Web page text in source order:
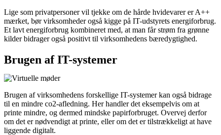
Lige som privatpersoner vil tjekke om de hårde hvidevarer er A++
mærket, bør virksomheder også kigge på IT-udstyrets energiforbrug.
Et lavt energiforbrug kombineret med, at man får strøm fra grønne
kilder bidrager også positivt til virksomhedens bæredygtighed.
Brugen af IT-systemer
Brugen af virksomhedens forskellige IT-systemer kan også bidrage
til en mindre co2-afledning. Her handler det eksempelvis om at
printe mindre, og dermed mindske papirforbruget. Overvej derfor
om det er nødvendigt at printe, eller om det er tilstrækkeligt at have
liggende digitalt.